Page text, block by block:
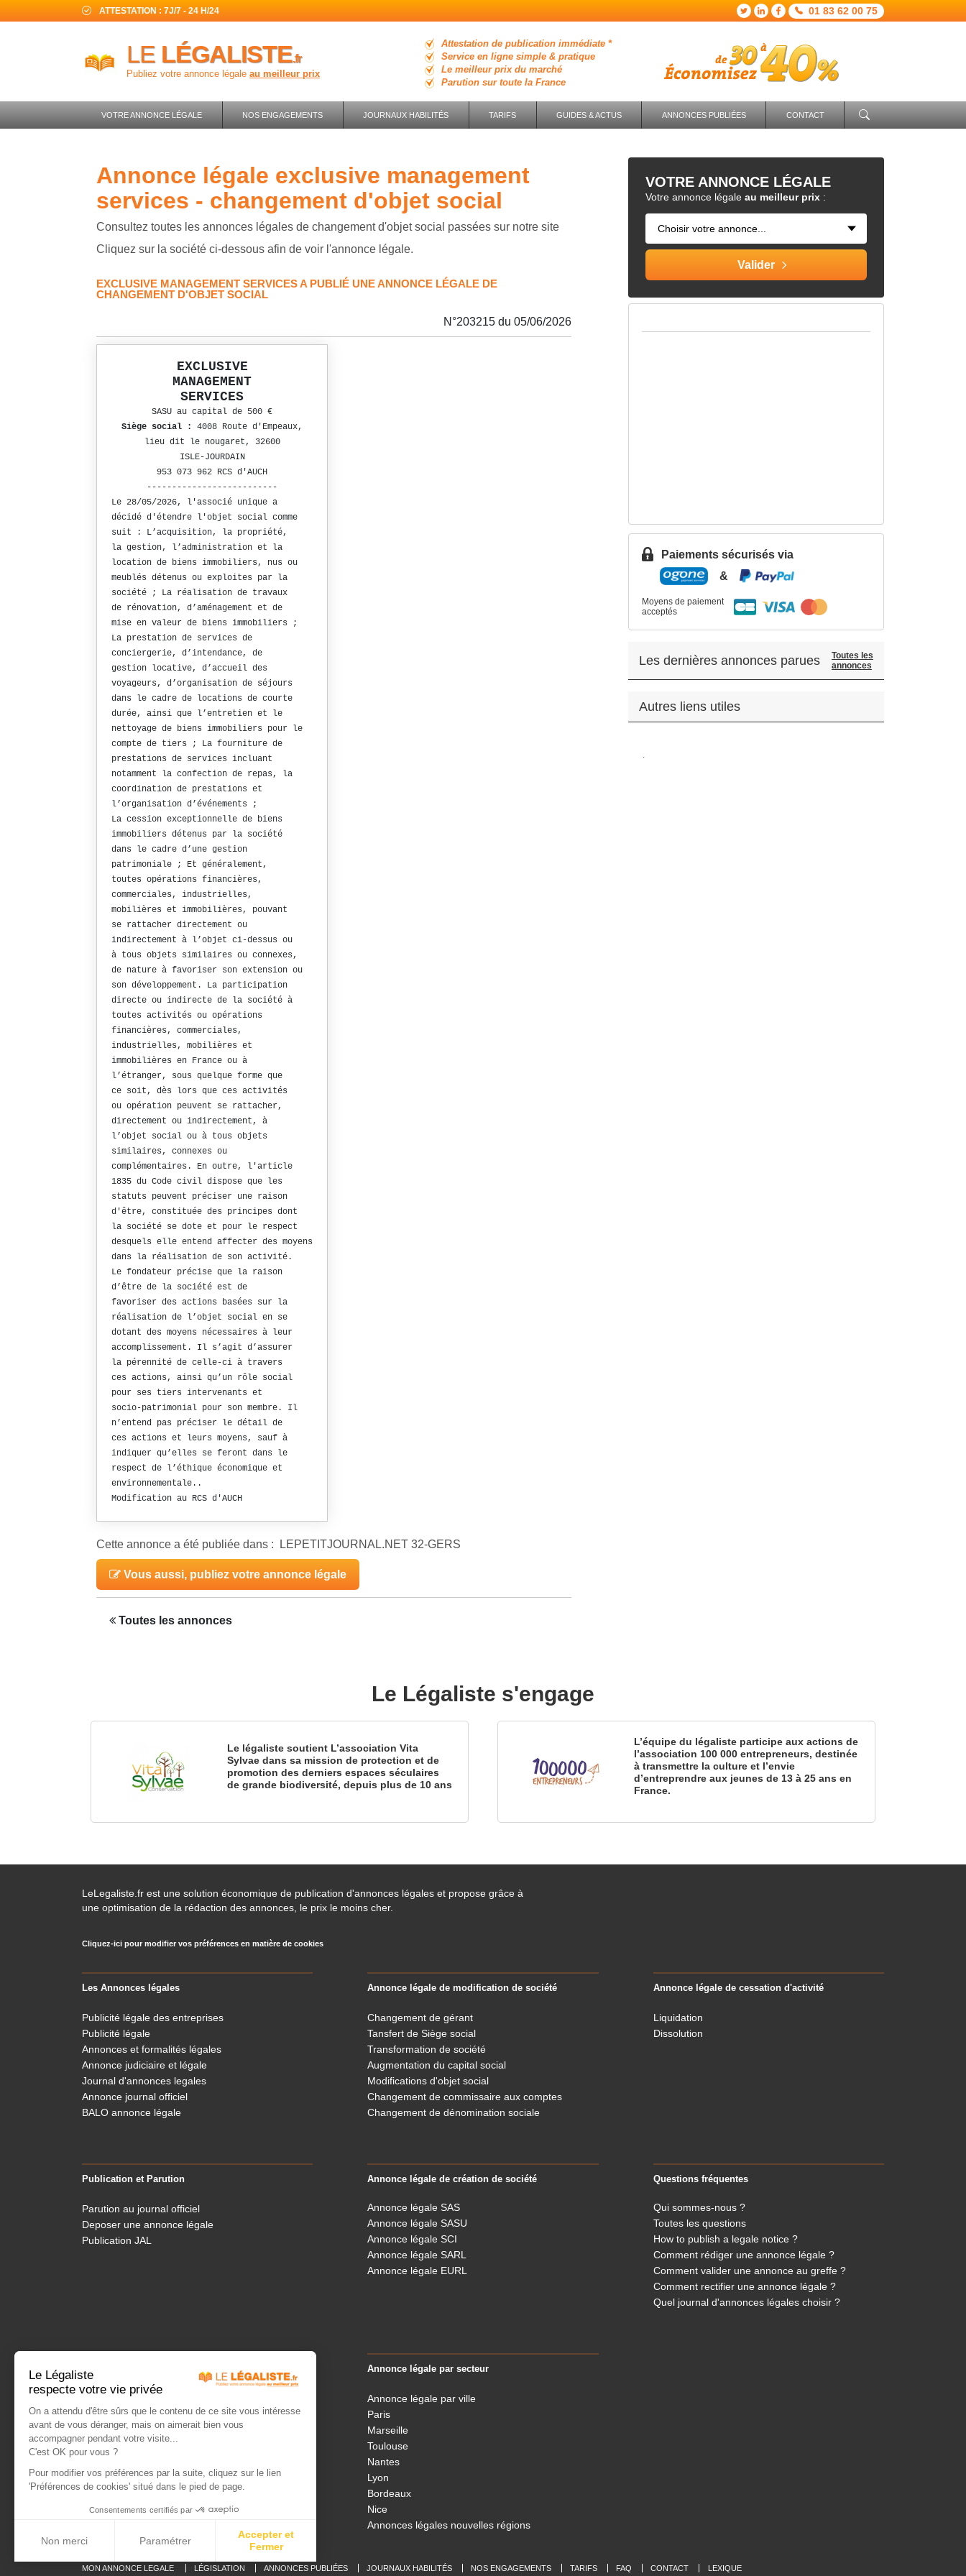
Le Légaliste
respecte votre vie privée
On a attendu d'être sûrs que le contenu de ce site vous intéresse
avant de vous déranger, mais on aimerait bien vous
accompagner pendant votre visite...
C'est OK pour vous ?
Pour modifier vos préférences par la suite, cliquez sur le lien
'Préférences de cookies' situé dans le pied de page.
Consentements certifiés par
Non merci Paramétrer
Accepter et
Fermer
Plateforme de Gestion du Consentement : Personnalisez vos Options
ATTESTATION : 7J/7 - 24 H/24 01 83 62 00 75
LE LÉGALISTE.fr
Publiez votre annonce légale au meilleur prix
Attestation de publication immédiate *
Service en ligne simple & pratique
Le meilleur prix du marché
Parution sur toute la France
VOTRE ANNONCE LÉGALE NOS ENGAGEMENTS JOURNAUX HABILITÉS TARIFS GUIDES & ACTUS ANNONCES PUBLIÉES CONTACT
annonce légale exclusive management
services - changement d'objet social
Consultez toutes les annonces légales de changement d'objet social passées sur notre site
Cliquez sur la société ci-dessous afin de voir l'annonce légale.
EXCLUSIVE MANAGEMENT SERVICES A PUBLIÉ UNE ANNONCE LÉGALE DE
CHANGEMENT D'OBJET SOCIAL
N°203215 du 05/06/2026
EXCLUSIVE
MANAGEMENT
SERVICES
SASU au capital de 500 €
Siège social : 4008 Route d'Empeaux,
lieu dit le nougaret, 32600
ISLE-JOURDAIN
953 073 962 RCS d'AUCH
--------------------------
Le 28/05/2026, l'associé unique a
décidé d'étendre l'objet social comme
suit : L’acquisition, la propriété,
la gestion, l’administration et la
location de biens immobiliers, nus ou
meublés détenus ou exploites par la
société ; La réalisation de travaux
de rénovation, d’aménagement et de
mise en valeur de biens immobiliers ;
La prestation de services de
conciergerie, d’intendance, de
gestion locative, d’accueil des
voyageurs, d’organisation de séjours
dans le cadre de locations de courte
durée, ainsi que l’entretien et le
nettoyage de biens immobiliers pour le
compte de tiers ; La fourniture de
prestations de services incluant
notamment la confection de repas, la
coordination de prestations et
l’organisation d’événements ;
La cession exceptionnelle de biens
immobiliers détenus par la société
dans le cadre d’une gestion
patrimoniale ; Et généralement,
toutes opérations financières,
commerciales, industrielles,
mobilières et immobilières, pouvant
se rattacher directement ou
indirectement à l’objet ci-dessus ou
à tous objets similaires ou connexes,
de nature à favoriser son extension ou
son développement. La participation
directe ou indirecte de la société à
toutes activités ou opérations
financières, commerciales,
industrielles, mobilières et
immobilières en France ou à
l’étranger, sous quelque forme que
ce soit, dès lors que ces activités
ou opération peuvent se rattacher,
directement ou indirectement, à
l’objet social ou à tous objets
similaires, connexes ou
complémentaires. En outre, l'article
1835 du Code civil dispose que les
statuts peuvent préciser une raison
d'être, constituée des principes dont
la société se dote et pour le respect
desquels elle entend affecter des moyens
dans la réalisation de son activité.
Le fondateur précise que la raison
d’être de la société est de
favoriser des actions basées sur la
réalisation de l’objet social en se
dotant des moyens nécessaires à leur
accomplissement. Il s’agit d’assurer
la pérennité de celle-ci à travers
ces actions, ainsi qu’un rôle social
pour ses tiers intervenants et
socio-patrimonial pour son membre. Il
n’entend pas préciser le détail de
ces actions et leurs moyens, sauf à
indiquer qu’elles se feront dans le
respect de l’éthique économique et
environnementale..
Modification au RCS d'AUCH
Cette annonce a été publiée dans : LEPETITJOURNAL.NET 32-GERS
Vous aussi, publiez votre annonce légale
Toutes les annonces
VOTRE ANNONCE LÉGALE
Votre annonce légale au meilleur prix :
Paiements sécurisés via
&
Moyens de paiement
acceptés
Les dernières annonces parues
Toutes les
annonces
Autres liens utiles
.
Le Légaliste s'engage
Le légaliste soutient L’association Vita
Sylvae dans sa mission de protection et de
promotion des derniers espaces séculaires
de grande biodiversité, depuis plus de 10 ans
L’équipe du légaliste participe aux actions de
l’association 100 000 entrepreneurs, destinée
à transmettre la culture et l’envie
d’entreprendre aux jeunes de 13 à 25 ans en
France.
LeLegaliste.fr est une solution économique de publication d'annonces légales et propose grâce à
une optimisation de la rédaction des annonces, le prix le moins cher.
Cliquez-ici pour modifier vos préférences en matière de cookies
Les Annonces légales
Publicité légale des entreprises
Publicité légale
Annonces et formalités légales
Annonce judiciaire et légale
Journal d'annonces legales
Annonce journal officiel
BALO annonce légale
Annonce légale de modification de société
Changement de gérant
Tansfert de Siège social
Transformation de société
Augmentation du capital social
Modifications d'objet social
Changement de commissaire aux comptes
Changement de dénomination sociale
Annonce légale de cessation d'activité
Liquidation
Dissolution
Publication et Parution
Parution au journal officiel
Deposer une annonce légale
Publication JAL
Annonce légale de création de société
Annonce légale SAS
Annonce légale SASU
Annonce légale SCI
Annonce légale SARL
Annonce légale EURL
Questions fréquentes
Qui sommes-nous ?
Toutes les questions
How to publish a legale notice ?
Comment rédiger une annonce légale ?
Comment valider une annonce au greffe ?
Comment rectifier une annonce légale ?
Quel journal d'annonces légales choisir ?
Guides et tutoriels
Annonce légale gratuite
Les modèles d'annonces légales
Devis Annonce légale
Attestation légale
Avantages de publier une annonce légale en ligne
Annonce légale par secteur
Annonce légale par ville
Paris
Marseille
Toulouse
Nantes
Lyon
Bordeaux
Nice
Annonces légales nouvelles régions
MON ANNONCE LEGALE LÉGISLATION ANNONCES PUBLIÉES JOURNAUX HABILITÉS NOS ENGAGEMENTS TARIFS FAQ CONTACT LEXIQUE